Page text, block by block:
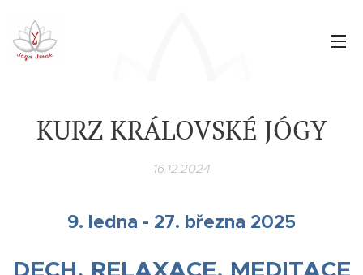
KURZ KRÁLOVSKÉ JÓGY
16.12.2024
9. ledna - 27. března 2025